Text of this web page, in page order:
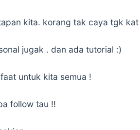
kita. korang tak caya tgk
jugak . dan ada tutorial :)
untuk kita semua !
follow tau !!